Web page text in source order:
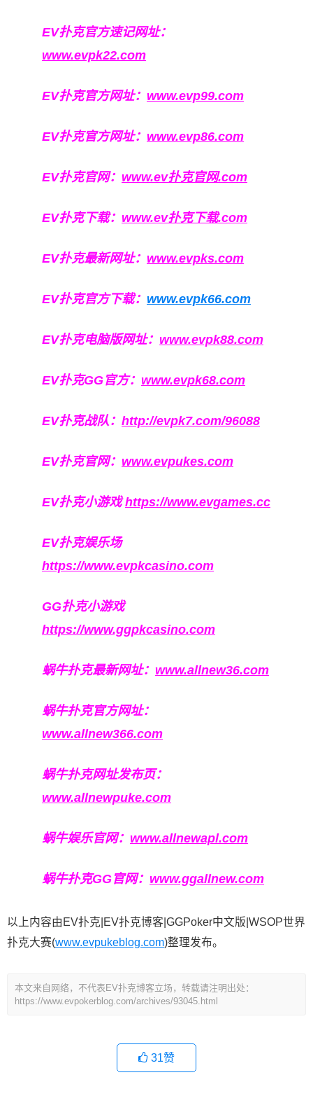
EV扑克官方速记网址：
www.evpk22.com
EV扑克官方网址： www.evp99.com
EV扑克官方网址： www.evp86.com
EV扑克官网： www.ev扑克官网.com
EV扑克下载： www.ev扑克下载.com
EV扑克最新网址： www.evpks.com
EV扑克官方下载： www.evpk66.com
EV扑克电脑版网址： www.evpk88.com
EV扑克GG官方： www.evpk68.com
EV扑克战队： http://evpk7.com/96088
EV扑克官网： www.evpukes.com
EV扑克小游戏https://www.evgames.cc
EV扑克娱乐场
https://www.evpkcasino.com
GG扑克小游戏
https://www.ggpkcasino.com
蜗牛扑克最新网址： www.allnew36.com
蜗牛扑克官方网址：
www.allnew366.com
蜗牛扑克网址发布页：
www.allnewpuke.com
蜗牛娱乐官网： www.allnewapl.com
蜗牛扑克GG官网： www.ggallnew.com
以上内容由EV扑克|EV扑克博客|GGPoker中文版|WSOP世界
扑克大赛(www.evpukeblog.com)整理发布。
本文来自网络，不代表EV扑克博客立场，转载请注明出处：
https://www.evpokerblog.com/archives/93045.html
31赞